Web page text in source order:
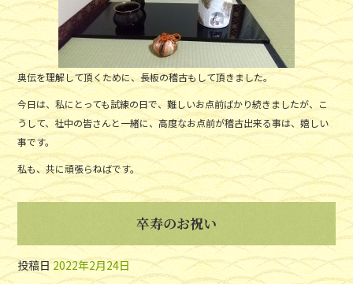
奥伝を理解して頂くために、長板の稽古もして頂きました。
今日は、私にとっても試練の日で、難しいお点前ばかり続きましたが、こ
うして、社中の皆さんと一緒に、高度なお点前が稽古出来る事は、嬉しい
事です。
私も、共に頑張らねばです。
卒寿のお祝い
投稿日2022年2月24日